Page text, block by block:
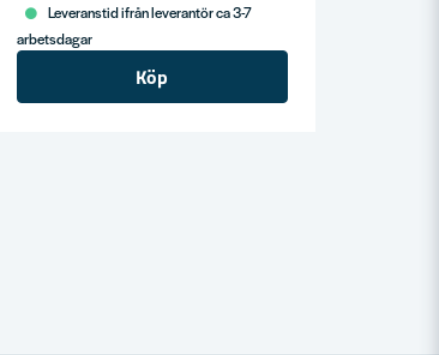
Leveranstid ifrån leverantör ca 3-7
arbetsdagar
Köp